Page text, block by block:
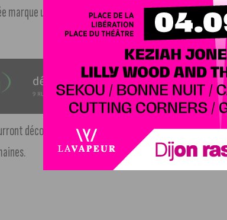
une étape importante dans le développement
découvrir l’univers de la marque à Dijon. La date